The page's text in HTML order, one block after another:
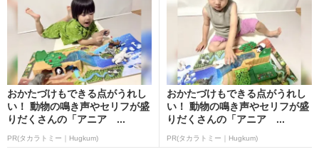
おかたづけもできる点がうれし
い！ 動物の鳴き声やセリフが盛
りだくさんの「アニア ...
PR(タカラトミー｜Hugkum)
おかたづけもできる点がうれし
い！ 動物の鳴き声やセリフが盛
りだくさんの「アニア ...
PR(タカラトミー｜Hugkum)